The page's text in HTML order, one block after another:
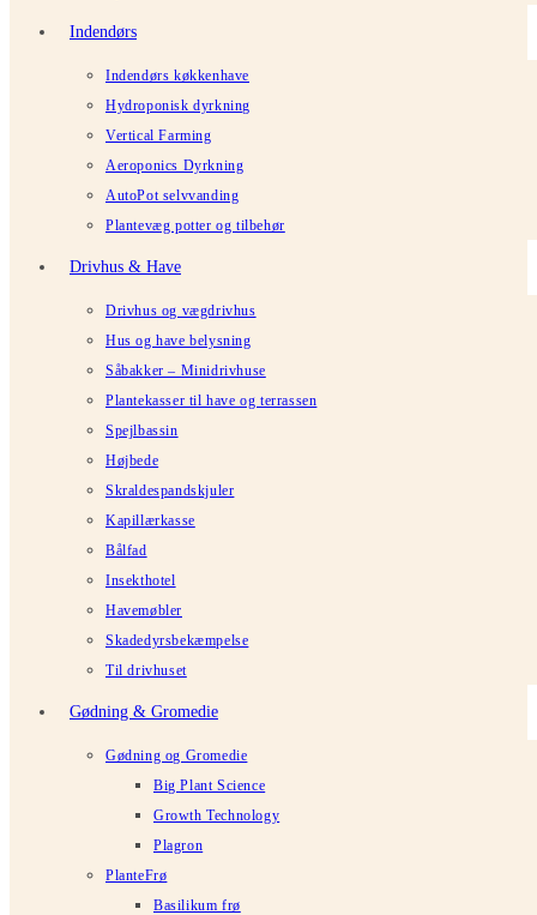
Indendørs
Indendørs køkkenhave
Hydroponisk dyrkning
Vertical Farming
Aeroponics Dyrkning
AutoPot selvvanding
Plantevæg potter og tilbehør
Drivhus & Have
Drivhus og vægdrivhus
Hus og have belysning
Såbakker – Minidrivhuse
Plantekasser til have og terrassen
Spejlbassin
Højbede
Skraldespandskjuler
Kapillærkasse
Bålfad
Insekthotel
Havemøbler
Skadedyrsbekæmpelse
Til drivhuset
Gødning & Gromedie
Gødning og Gromedie
Big Plant Science
Growth Technology
Plagron
PlanteFrø
Basilikum frø